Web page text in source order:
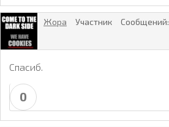
Жора Участник Сообщений:
Спасиб.
0